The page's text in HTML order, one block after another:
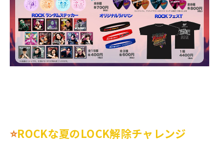
⭐ROCKな夏のLOCK解除チャレンジ